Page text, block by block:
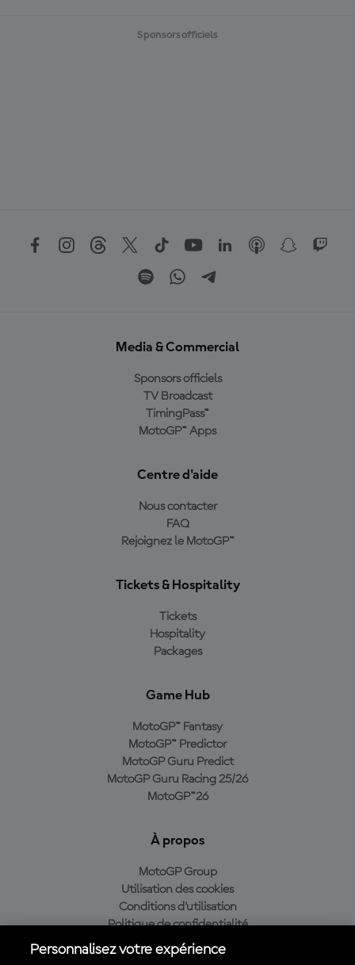
Sponsors officiels
Media & Commercial
Sponsors officiels
TV Broadcast
TimingPass™
MotoGP™ Apps
Centre d'aide
Nous contacter
FAQ
Rejoignez le MotoGP™
Tickets & Hospitality
Tickets
Hospitality
Packages
Game Hub
MotoGP™ Fantasy
MotoGP™ Predictor
MotoGP Guru Predict
MotoGP Guru Racing 25/26
MotoGP™26
À propos
MotoGP Group
Utilisation des cookies
Conditions d'utilisation
Politique de confidentialité
Politique d’achat
Personnalisez votre expérience